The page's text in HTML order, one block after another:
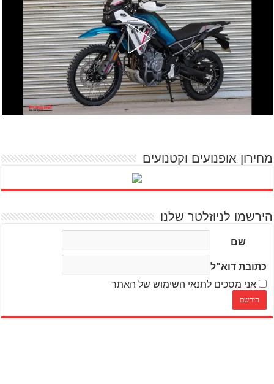
מחירון אופנועים וקטנועים
הירשמו לניוזלטר שלנו
שם
כתובת דוא"ל
אני מסכים לתנאי השימוש של האתר